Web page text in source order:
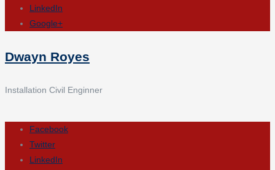
LinkedIn
Google+
Dwayn Royes
Installation Civil Enginner
Facebook
Twitter
LinkedIn